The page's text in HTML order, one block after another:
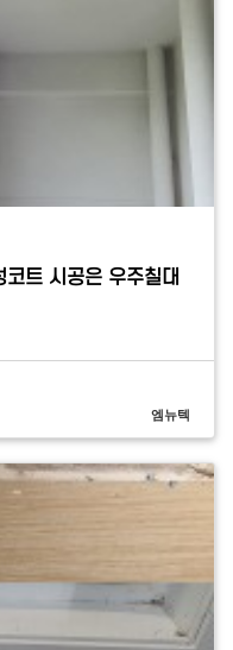
트 시공은 우주칠대
엠뉴텍